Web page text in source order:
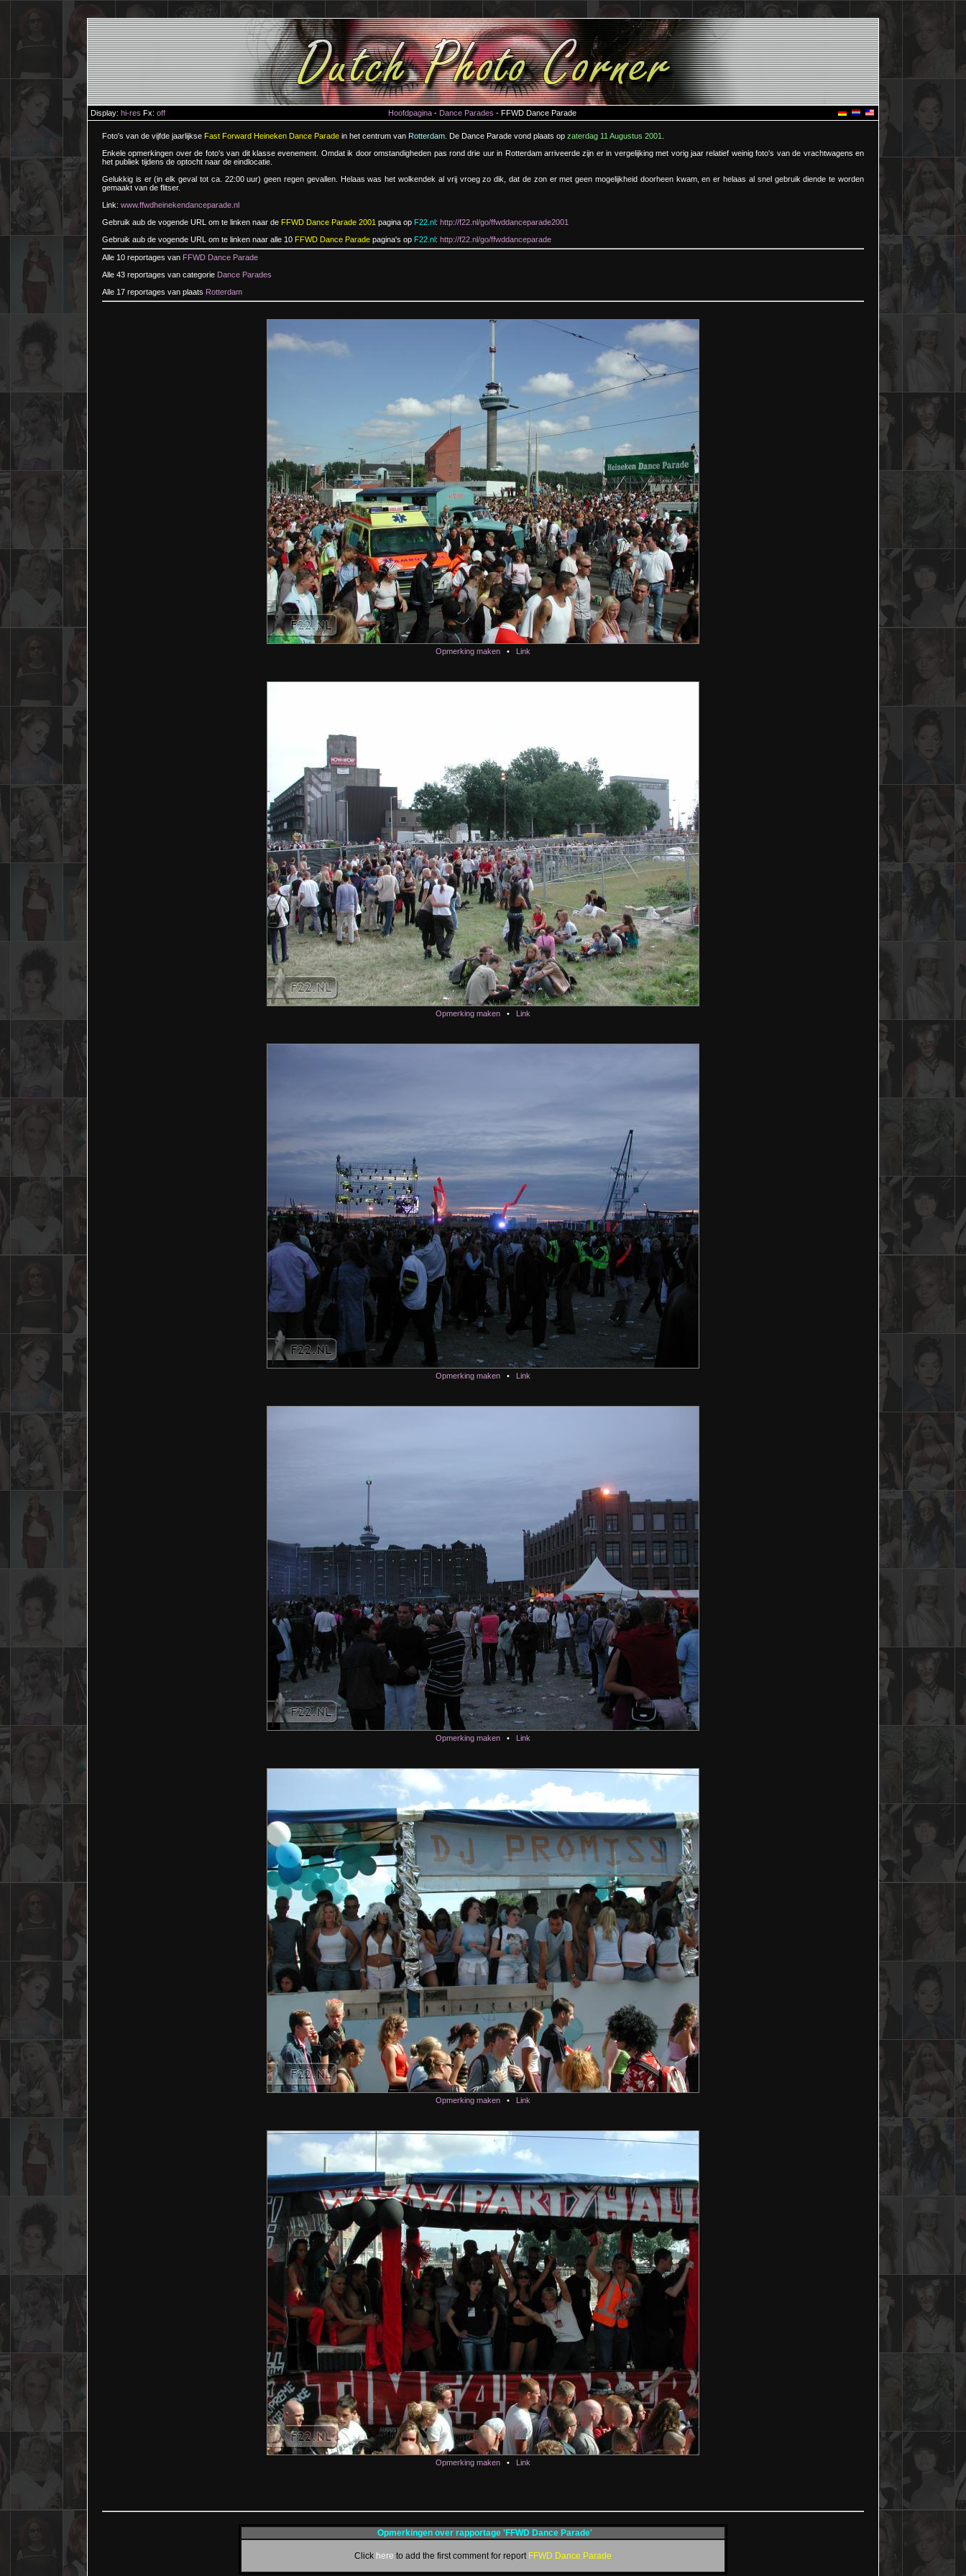
Display: hi-res Fx: off Hoofdpagina - Dance Parades - FFWD Dance Parade
Foto's van de vijfde jaarlijkse Fast Forward Heineken Dance Parade in het centrum van Rotterdam . De Dance Parade vond plaats op zaterdag 11 Augustus 2001
Enkele opmerkingen over de foto's van dit klasse evenement. Omdat ik door omstandigheden pas rond drie uur in Rotterdam arriveerde zijn er in vergelijking met vorig jaar relatief weinig foto's van de vrachtwagens en
het publiek tijdens de optocht naar de eindlocatie.
Gelukkig is er (in elk geval tot ca. 22:00 uur) geen regen gevallen. Helaas was het wolkendek al vrij vroeg zo dik, dat de zon er met geen mogelijkheid doorheen kwam, en er helaas al snel gebruik diende te worden
gemaakt van de flitser.
Link: www.ffwdheinekendanceparade.nl
Gebruik aub de vogende URL om te linken naar de FFWD Dance Parade 2001 pagina op F22.nl: http://f22.nl/go/ffwddanceparade2001
Gebruik aub de vogende URL om te linken naar alle 10 FFWD Dance Parade pagina's op F22.nl: http://f22.nl/go/ffwddanceparade
Alle 10 reportages van FFWD Dance Parade
Alle 43 reportages van categorie Dance Parades
Alle 17 reportages van plaats Rotterdam
Opmerking maken • Link
Opmerking maken • Link
Opmerking maken • Link
Opmerking maken • Link
Opmerking maken • Link
Opmerking maken • Link
Opmerkingen over rapportage 'FFWD Dance Parade'
Click here to add the first comment for report FFWD Dance Parade